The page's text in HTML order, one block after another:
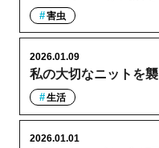
害虫
私の大切なニットを
2026.01.09
生活
2026.01.01